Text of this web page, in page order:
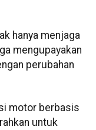
hanya menjaga
mengupayakan
perubahan
motor berbasis
untuk